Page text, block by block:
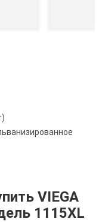
VIEGA
1115XL